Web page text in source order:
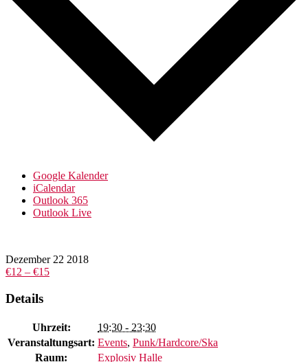
Google Kalender
iCalendar
Outlook 365
Outlook Live
Dezember 22 2018
€12 – €15
Details
Uhrzeit:
19:30 - 23:30
Veranstaltungsart: Events, Punk/Hardcore/Ska
Raum:
Explosiv Halle